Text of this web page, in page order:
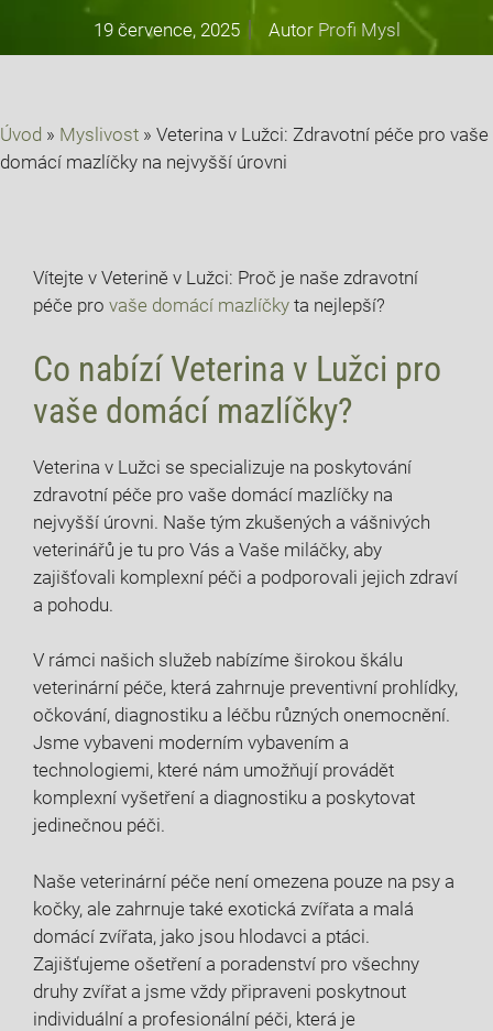
19 července, 2025 Autor Profi Mysl
Úvod » Myslivost » Veterina v Lužci: Zdravotní péče pro vaše
domácí mazlíčky na nejvyšší úrovni
Vítejte v Veterině v Lužci: Proč je naše zdravotní
péče pro vaše domácí mazlíčky ta nejlepší?
Co nabízí Veterina v Lužci pro
vaše domácí mazlíčky?
Veterina v Lužci se specializuje na poskytování
zdravotní péče pro vaše domácí mazlíčky na
nejvyšší úrovni. Naše tým zkušených a vášnivých
veterinářů je tu pro Vás a Vaše miláčky, aby
zajišťovali komplexní péči a podporovali jejich zdraví
a pohodu.
V rámci našich služeb nabízíme širokou škálu
veterinární péče, která zahrnuje preventivní prohlídky,
očkování, diagnostiku a léčbu různých onemocnění.
Jsme vybaveni moderním vybavením a
technologiemi, které nám umožňují provádět
komplexní vyšetření a diagnostiku a poskytovat
jedinečnou péči.
Naše veterinární péče není omezena pouze na psy a
kočky, ale zahrnuje také exotická zvířata a malá
domácí zvířata, jako jsou hlodavci a ptáci.
Zajišťujeme ošetření a poradenství pro všechny
druhy zvířat a jsme vždy připraveni poskytnout
individuální a profesionální péči, která je